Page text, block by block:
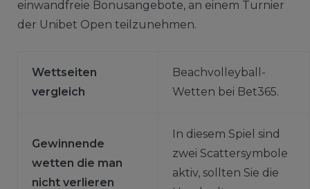
einwandfreie Bonusangebote, an einem Turnier
der Unibet Open teilzunehmen.
Wettseiten
vergleich
Beachvolleyball-
Wetten bei Bet365.
Gewinnende
wetten die man
nicht verlieren
In diesem Spiel sind
zwei Scattersymbole
aktiv, sollten Sie die